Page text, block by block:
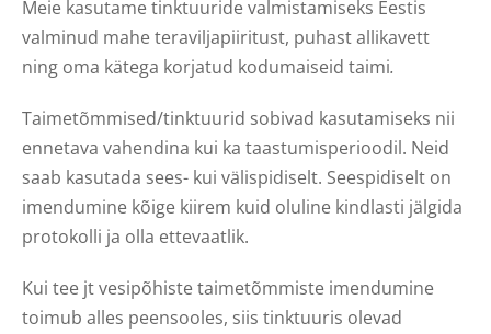
Meie kasutame tinktuuride valmistamiseks Eestis
valminud mahe teraviljapiiritust, puhast allikavett
ning oma kätega korjatud kodumaiseid taimi.
Taimetõmmised/tinktuurid sobivad kasutamiseks nii
ennetava vahendina kui ka taastumisperioodil. Neid
saab kasutada sees- kui välispidiselt. Seespidiselt on
imendumine kõige kiirem kuid oluline kindlasti jälgida
protokolli ja olla ettevaatlik.
Kui tee jt vesipõhiste taimetõmmiste imendumine
toimub alles peensooles, siis tinktuuris olevad